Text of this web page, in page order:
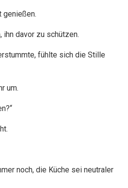
genießen.
ihn davor zu schützen.
fühlte sich die Stille
um.
noch, die Küche sei neutraler